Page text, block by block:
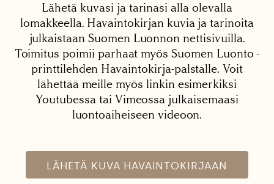
Lähetä kuvasi ja tarinasi alla olevalla
lomakkeella. Havaintokirjan kuvia ja tarinoita
julkaistaan Suomen Luonnon nettisivuilla.
Toimitus poimii parhaat myös Suomen Luonto -
printtilehden Havaintokirja-palstalle. Voit
lähettää meille myös linkin esimerkiksi
Youtubessa tai Vimeossa julkaisemaasi
luontoaiheiseen videoon.
LÄHETÄ KUVA HAVAINTOKIRJAAN